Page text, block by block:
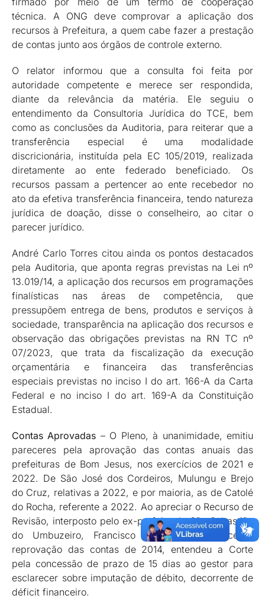
técnica. A ONG deve comprovar a aplicação dos
recursos à Prefeitura, a quem cabe fazer a prestação
de contas junto aos órgãos de controle externo.
O relator informou que a consulta foi feita por
autoridade competente e merece ser respondida,
diante da relevância da matéria. Ele seguiu o
entendimento da Consultoria Jurídica do TCE, bem
como as conclusões da Auditoria, para reiterar que a
transferência especial é uma modalidade
discricionária, instituída pela EC 105/2019, realizada
diretamente ao ente federado beneficiado. Os
recursos passam a pertencer ao ente recebedor no
ato da efetiva transferência financeira, tendo natureza
jurídica de doação, disse o conselheiro, ao citar o
parecer jurídico.
André Carlo Torres citou ainda os pontos destacados
pela Auditoria, que aponta regras previstas na Lei nº
13.019/14, a aplicação dos recursos em programações
finalísticas nas áreas de competência, que
pressupõem entrega de bens, produtos e serviços à
sociedade, transparência na aplicação dos recursos e
observação das obrigações previstas na RN TC nº
07/2023, que trata da fiscalização da execução
orçamentária e financeira das transferências
especiais previstas no inciso I do art. 166-A da Carta
Federal e no inciso I do art. 169-A da Constituição
Estadual.
Contas Aprovadas – O Pleno, à unanimidade, emitiu
pareceres pela aprovação das contas anuais das
prefeituras de Bom Jesus, nos exercícios de 2021 e
2022. De São José dos Cordeiros, Mulungu e Brejo
do Cruz, relativas a 2022, e por maioria, as de Catolé
do Rocha, referente a 2022. Ao apreciar o Recurso de
Revisão, interposto pelo ex-prefeito de São Sebastião
do Umbuzeiro, Francisco Alípio Neves, face à
reprovação das contas de 2014, entendeu a Corte
pela concessão de prazo de 15 dias ao gestor para
esclarecer sobre imputação de débito, decorrente de
déficit financeiro.